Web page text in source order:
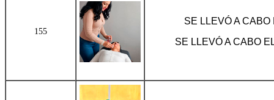
155
SE LLEVÓ A
SE LLEVÓ A CABO